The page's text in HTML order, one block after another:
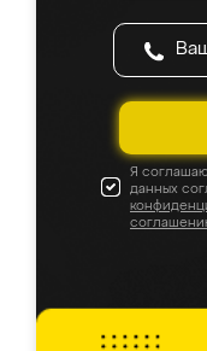
Я
данных